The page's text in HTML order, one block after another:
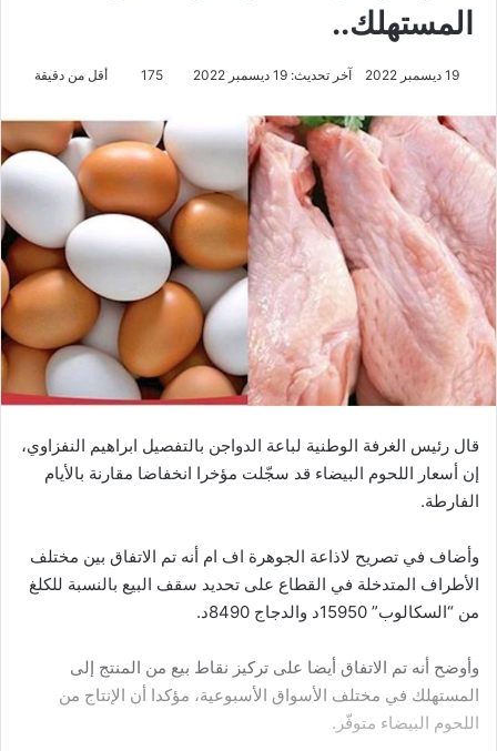
المستهلك..
19 ديسمبر 2022 آخر تحديث: 19 ديسمبر 2022 175 أقل من دقيقة
قال رئيس الغرفة الوطنية لباعة الدواجن بالتفصيل ابراهيم النفزاوي،
إن أسعار اللحوم البيضاء قد سجّلت مؤخرا انخفاضا مقارنة بالأيام
الفارطة.
وأضاف في تصريح لاذاعة الجوهرة اف ام أنه تم الاتفاق بين مختلف
الأطراف المتدخلة في القطاع على تحديد سقف البيع بالنسبة للكلغ
من “السكالوب” 15950د والدجاج 8490د.
وأوضح أنه تم الاتفاق أيضا على تركيز نقاط بيع من المنتج إلى
المستهلك في مختلف الأسواق الأسبوعية، مؤكدا أن الإنتاج من
اللحوم البيضاء متوفّر.